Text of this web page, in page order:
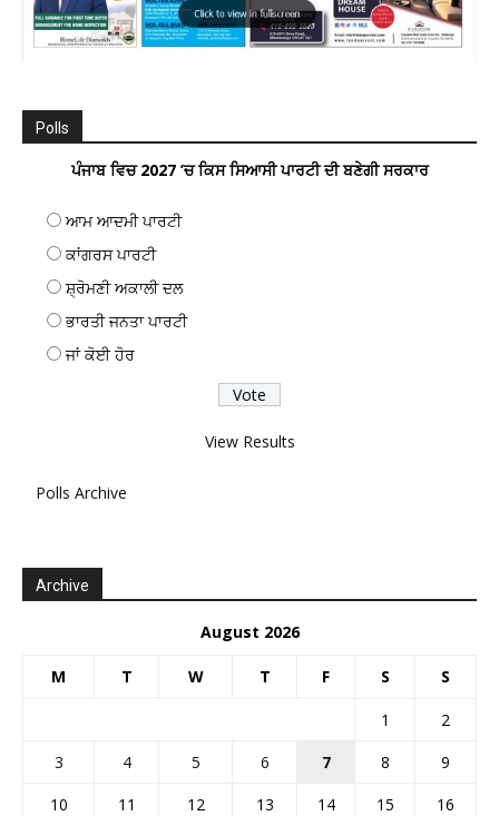
Polls
ਪੰਜਾਬ ਵਿਚ 2027 ’ਚ ਕਿਸ ਸਿਆਸੀ ਪਾਰਟੀ ਦੀ ਬਣੇਗੀ ਸਰਕਾਰ
ਆਮ ਆਦਮੀ ਪਾਰਟੀ
ਕਾਂਗਰਸ ਪਾਰਟੀ
ਸ਼੍ਰੋਮਣੀ ਅਕਾਲੀ ਦਲ
ਭਾਰਤੀ ਜਨਤਾ ਪਾਰਟੀ
ਜਾਂ ਕੋਈ ਹੋਰ
View Results
Polls Archive
Archive
August 2026
M T W T F S S
1
2
3
4 5 6 7 8
9
10
11 12 13 14 15
16